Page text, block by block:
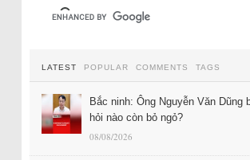
LATEST POPULAR COMMENTS TAGS
Bắc ninh: Ông Nguyễn Văn Dũng
hỏi nào còn bỏ ngỏ?
08/08/2026